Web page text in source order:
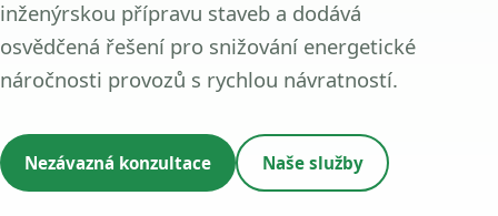
inženýrskou přípravu staveb a dodává
osvědčená řešení pro snižování energetické
náročnosti provozů s rychlou návratností.
Nezávazná konzultace Naše služby